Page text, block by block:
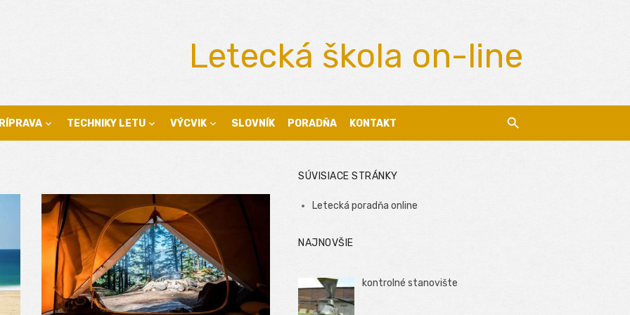
Letecká škola on-line
TECHNIKY LETU VÝCVIK SLOVNÍK PORADŇA KONTAKT
SÚVISIACE STRÁNKY
Letecká poradňa online
NAJNOVŠIE
kontrolné stanovište